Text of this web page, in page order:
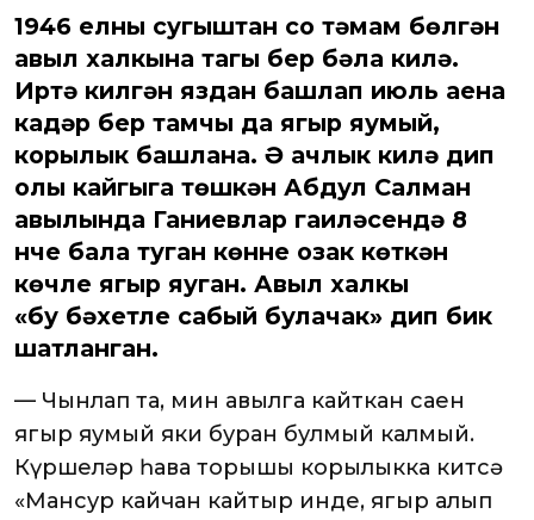
1946 елны сугыштан соң тәмам бөлгән
авыл халкына тагы бер бәла килә.
Иртә килгән яздан башлап июль аена
кадәр бер тамчы да яңгыр яумый,
корылык башлана. Ә ачлык килә дип
олы кайгыга төшкән Абдул Салман
авылында Ганиевлар гаиләсендә 8
нче бала туган көнне озак көткән
көчле яңгыр яуган. Авыл халкы
«бу бәхетле сабый булачак» дип бик
шатланган.
— Чынлап та, мин авылга кайткан саен
яңгыр яумый яки буран булмый калмый.
Күршеләр һава торышы корылыкка китсә
«Мансур кайчан кайтыр инде, яңгыр алып